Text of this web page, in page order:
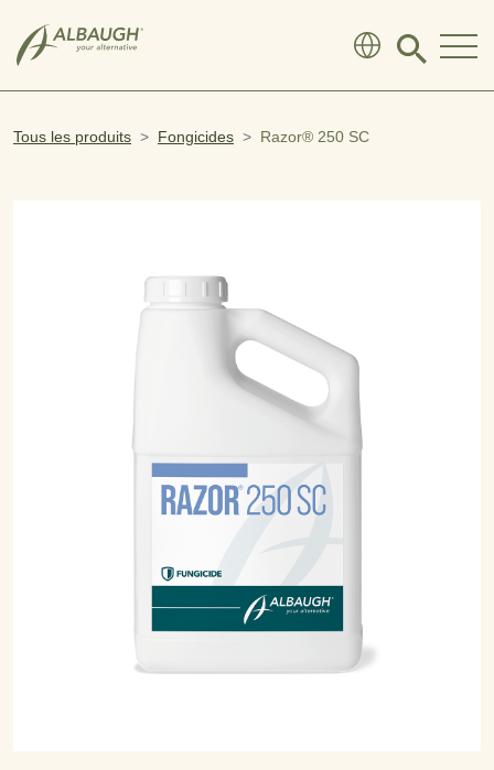
Click
search
Tous les produits Fongicides Razor® 250 SC